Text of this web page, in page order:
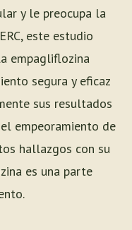
y le preocupa la
este estudio
empagliflozina
segura y eficaz
sus resultados
empeoramiento de
hallazgos con su
es una parte